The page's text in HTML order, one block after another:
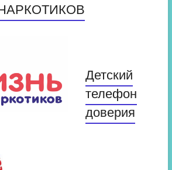
Детский
телефон
доверия